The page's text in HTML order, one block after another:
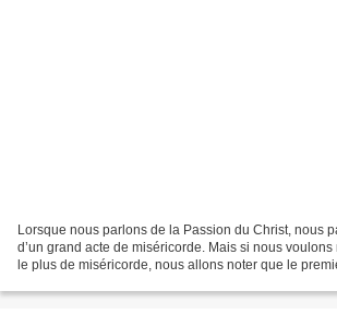
Lorsque nous parlons de la Passion du Christ, nous
d’un grand acte de miséricorde. Mais si nous
le plus de miséricorde, nous allons noter que le